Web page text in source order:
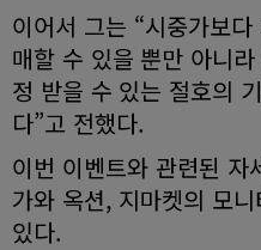
이어서 그는 “시중가보
매할 수 있을 뿐만 아니
정 받을 수 있는 절호의
다”고 전했다.
이번 이벤트와 관련된
가와 옥션, 지마켓의 모
있다.